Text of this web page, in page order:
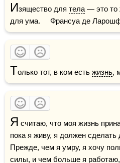
Изящество для тела — это то
для ума.     Франсуа де
Только тот, в ком есть жизнь,
Я считаю, что моя жизнь
пока я живу, я должен сделать
Прежде, чем я умру, я хочу